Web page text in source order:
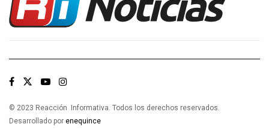
© 2023 Reacción Informativa. Todos los derechos reservados.
Desarrollado por enequince